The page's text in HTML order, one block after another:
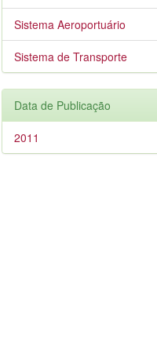
Sistema Aeroportuário
Sistema de Transporte
Data de Publicação
2011